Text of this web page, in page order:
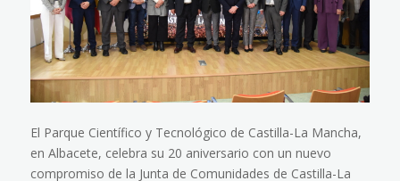
El Parque Científico y Tecnológico de Castilla-La Mancha,
en Albacete, celebra su 20 aniversario con un nuevo
compromiso de la Junta de Comunidades de Castilla-La